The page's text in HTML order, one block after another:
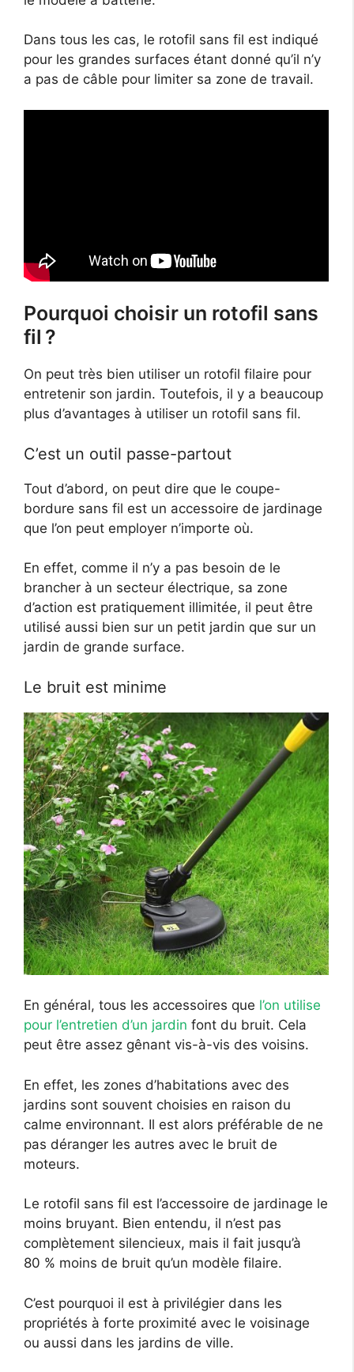
Dans tous les cas, le rotofil sans fil est indiqué
pour les grandes surfaces étant donné qu’il n’y
a pas de câble pour limiter sa zone de travail.
Pourquoi choisir un rotofil sans
fil ?
On peut très bien utiliser un rotofil filaire pour
entretenir son jardin. Toutefois, il y a beaucoup
plus d’avantages à utiliser un rotofil sans fil.
C’est un outil passe-partout
Tout d’abord, on peut dire que le coupe-
bordure sans fil est un accessoire de jardinage
que l’on peut employer n’importe où.
En effet, comme il n’y a pas besoin de le
brancher à un secteur électrique, sa zone
d’action est pratiquement illimitée, il peut être
utilisé aussi bien sur un petit jardin que sur un
jardin de grande surface.
Le bruit est minime
En général, tous les accessoires que l’on utilise
pour l’entretien d’un jardin font du bruit. Cela
peut être assez gênant vis-à-vis des voisins.
En effet, les zones d’habitations avec des
jardins sont souvent choisies en raison du
calme environnant. Il est alors préférable de ne
pas déranger les autres avec le bruit de
moteurs.
Le rotofil sans fil est l’accessoire de jardinage le
moins bruyant. Bien entendu, il n’est pas
complètement silencieux, mais il fait jusqu’à
80 % moins de bruit qu’un modèle filaire.
C’est pourquoi il est à privilégier dans les
propriétés à forte proximité avec le voisinage
ou aussi dans les jardins de ville.